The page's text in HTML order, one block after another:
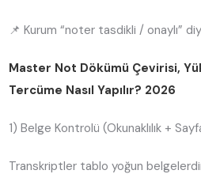
📌 Kurum “noter tasdikli / onaylı”
Master Not Dökümü Çevirisi,
Tercüme Nasıl Yapılır? 2026
1) Belge Kontrolü (Okunaklılık +
Transkriptler tablo yoğun